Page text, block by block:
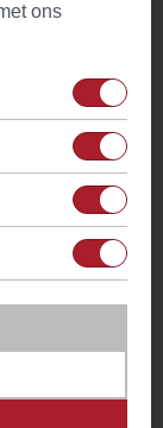
(Leonurus
van
ziekte of
ons